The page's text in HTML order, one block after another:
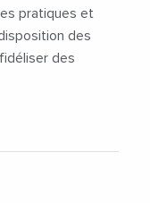
pratiques et
des
des